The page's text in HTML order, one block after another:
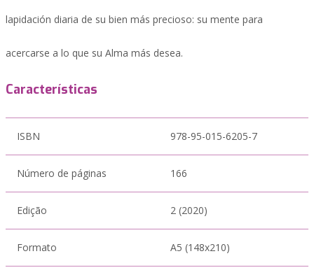
lapidación diaria de su bien más precioso: su mente para
acercarse a lo que su Alma más desea.
Características
ISBN 978-95-015-6205-7
Número de páginas 166
Edição 2 (2020)
Formato A5 (148x210)